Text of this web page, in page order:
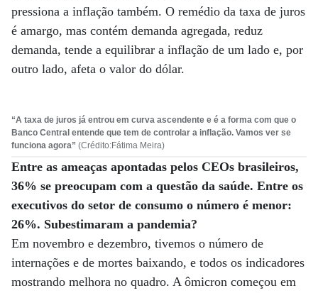
pressiona a inflação também. O remédio da taxa de juros
é amargo, mas contém demanda agregada, reduz
demanda, tende a equilibrar a inflação de um lado e, por
outro lado, afeta o valor do dólar.
“A taxa de juros já entrou em curva ascendente e é a forma com que o
Banco Central entende que tem de controlar a inflação. Vamos ver se
funciona agora” (Crédito:Fátima Meira)
Entre as ameaças apontadas pelos CEOs brasileiros,
36% se preocupam com a questão da saúde. Entre os
executivos do setor de consumo o número é menor:
26%. Subestimaram a pandemia?
Em novembro e dezembro, tivemos o número de
internações e de mortes baixando, e todos os indicadores
mostrando melhora no quadro. A ômicron começou em